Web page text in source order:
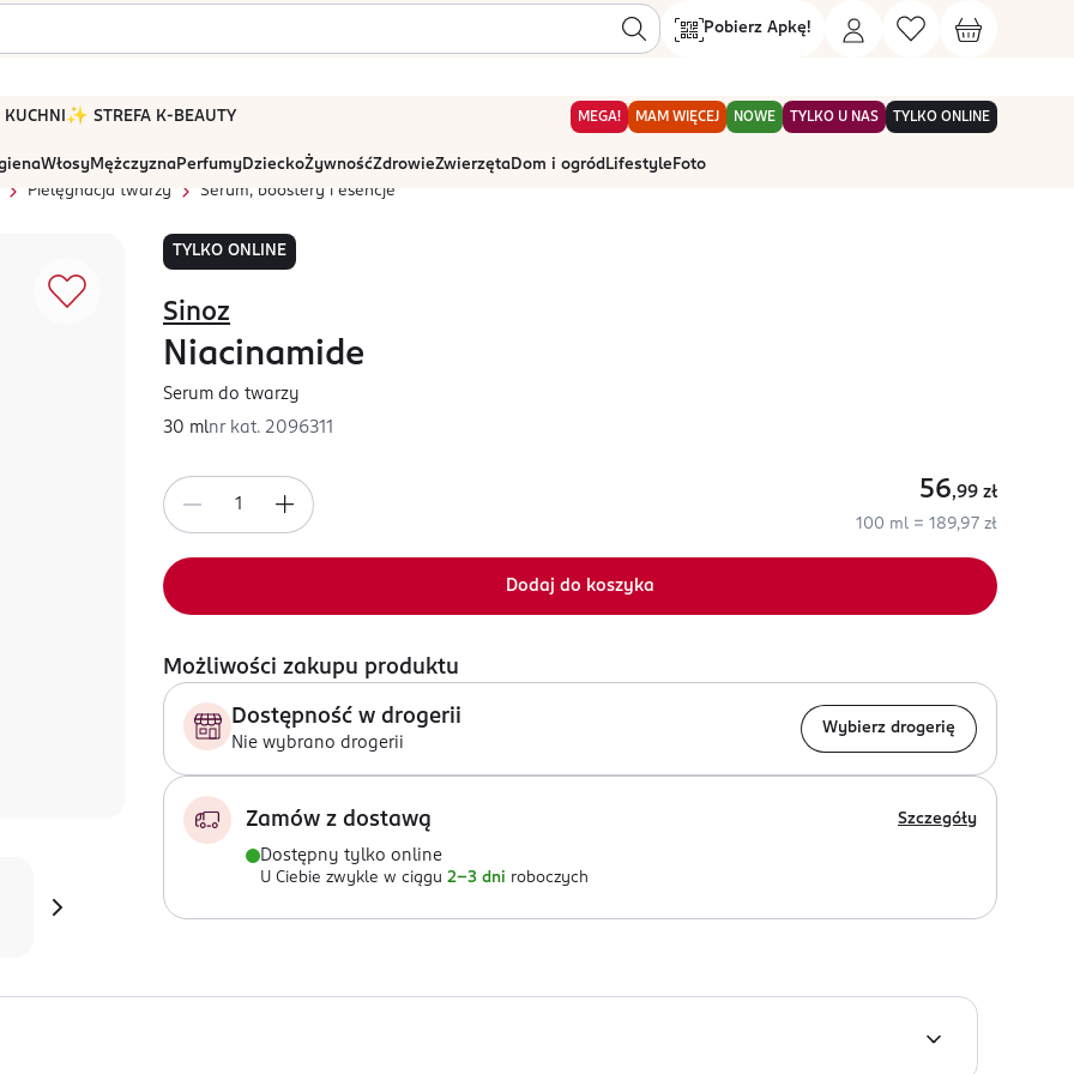
Pobierz Apkę!
KUCHNI ✨ STREFA K-BEAUTY MEGA! MAM WIĘCEJ NOWE TYLKO U NAS TYLKO ONLINE
WłosyMężczyznaPerfumyDzieckoŻywnośćZdrowieZwierzętaDom i ogród Lifestyle Foto
Pielęgnacja twarzy
Serum, boostery i esencje
TYLKO ONLINE
Sinoz
Niacinamide
Serum do twarzy
30 mlnr kat. 2096311
56,99 zł
100 ml = 189,97 zł
Dodaj do koszyka
Możliwości zakupu produktu
Dostępność w drogerii
Nie wybrano drogerii
Wybierz drogerię
Zamów z dostawą Szczegóły
Dostępny tylko online
U Ciebie zwykle w ciągu 2-3 dni roboczych